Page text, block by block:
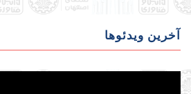
آخرین ویدئوها